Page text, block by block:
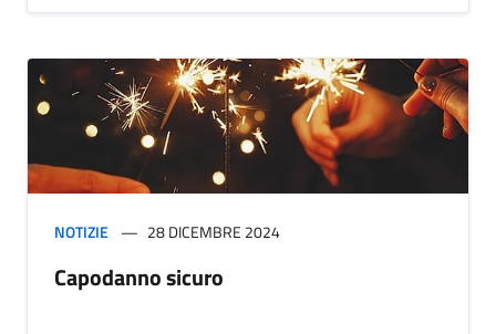
NOTIZIE 28 DICEMBRE 2024
Capodanno sicuro